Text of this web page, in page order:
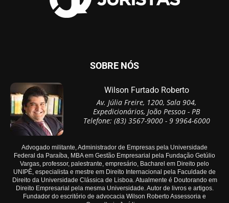
SOBRE NÓS
Wilson Furtado Roberto
Av. Júlia Freire, 1200, Sala 904,
Expedicionários, João Pessoa - PB
Telefone: (83) 3567-9000 - 9 9964-6000
Advogado militante, Administrador de Empresas pela Universidade
Federal da Paraíba, MBA em Gestão Empresarial pela Fundação Getúlio
Vargas, professor, palestrante, empresário, Bacharel em Direito pelo
UNIPÊ, especialista e mestre em Direito Internacional pela Faculdade de
Direito da Universidade Clássica de Lisboa. Atualmente é Doutorando em
Direito Empresarial pela mesma Universidade. Autor de livros e artigos.
Fundador do escritório de advocacia Wilson Roberto Assessoria e